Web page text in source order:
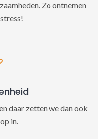
Zo ontnemen
daar zetten we dan ook
in.